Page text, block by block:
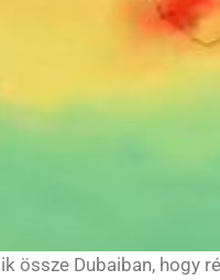
össze Dubaiban, hogy